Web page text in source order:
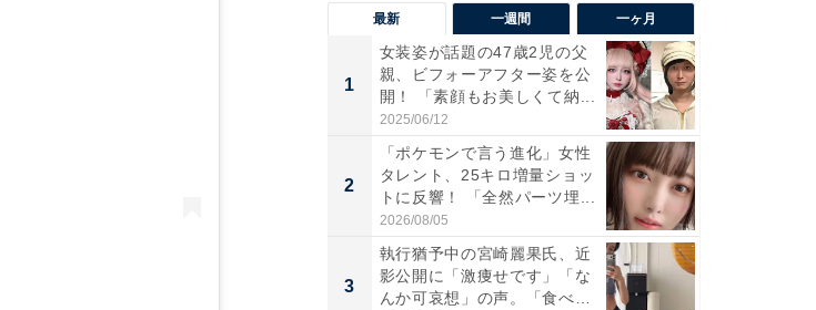
最新 一週間 一ヶ月
1
女装姿が話題の47歳2児の父
親、ビフォーアフター姿を公
開！ 「素顔もお美しくて納...
2025/06/12
2
「ポケモンで言う進化」女性
タレント、25キロ増量ショッ
トに反響！ 「全然パーツ埋...
2026/08/05
3
執行猶予中の宮崎麗果氏、近
影公開に「激痩せです」「な
んか可哀想」の声。「食べら